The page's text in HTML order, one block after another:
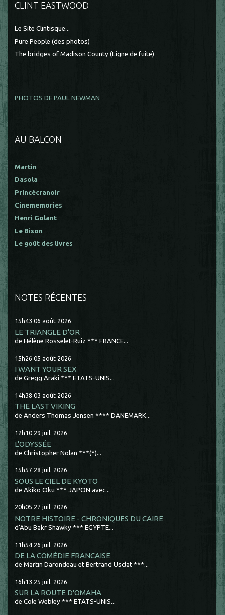
CLINT EASTWOOD
Le Site Clintisque...
Pure People (des photos)
The bridges of Madison County (Ligne de fuite)
PHOTOS DE PAUL NEWMAN
AU BALCON
Martin
Dasola
Princécranoir
Cinememories
Henri Golant
Le Bison
Le goût des livres
NOTES RÉCENTES
15h43 06 août 2026
LE TRIANGLE D'OR
de Hélène Rosselet-Ruiz *** FRANCE...
15h26 05 août 2026
I WANT YOUR SEX
de Gregg Araki *** ETATS-UNIS...
14h38 03 août 2026
THE LAST VIKING
de Anders Thomas Jensen **** DANEMARK...
12h10 29 juil. 2026
L'ODYSSÉE
de Christopher Nolan ***(*)...
15h57 28 juil. 2026
SOUS LE CIEL DE KYOTO
de Akiko Oku *** JAPON avec...
20h05 27 juil. 2026
NOTRE HISTOIRE - CHRONIQUES DU CAIRE
d'Abu Bakr Shawky *** EGYPTE...
11h54 26 juil. 2026
DE LA COMÉDIE FRANCAISE
de Martin Darondeau et Bertrand Usclat ***...
16h13 25 juil. 2026
SUR LA ROUTE D'OMAHA
de Cole Webley *** ETATS-UNIS...